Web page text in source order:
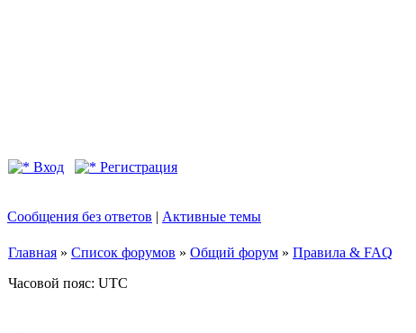
Вход Регистрация
Сообщения без ответов | Активные темы
Главная » Список форумов » Общий форум » Правила & FAQ
Часовой пояс: UTC